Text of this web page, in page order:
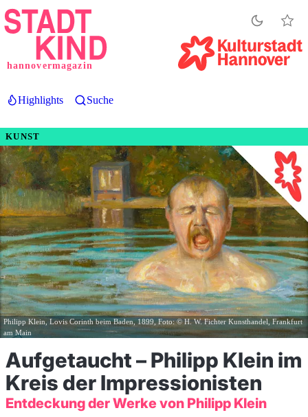
Direkt
zum
hannovermagazin
Highlights Suche
KUNST
Philipp Klein, Lovis Corinth beim Baden, 1899, Foto: © H. W. Fichter Kunsthandel, Frankfurt
am Main
Aufgetaucht – Philipp Klein im
Kreis der Impressionisten
Entdeckung der Werke von Philipp Klein